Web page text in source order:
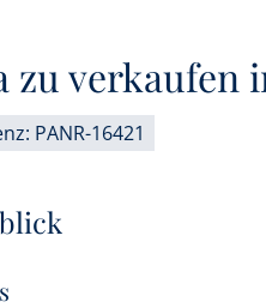
zu verkaufen
PANR-16421